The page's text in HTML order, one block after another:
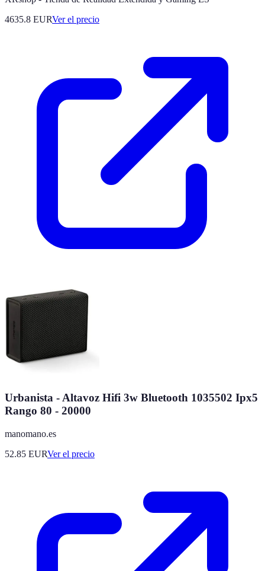
4635.8 EURVer el precio
Urbanista - Altavoz Hifi 3w Bluetooth 1035502 Ipx5
Rango 80 - 20000
manomano.es
52.85 EURVer el precio